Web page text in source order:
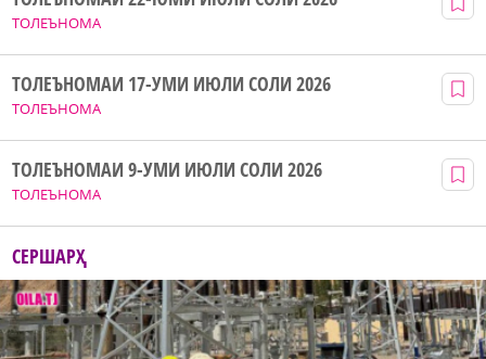
ТОЛЕЪНОМА
ТОЛЕЪНОМА
ТОЛЕЪНОМАИ 17-УМИ ИЮЛИ СОЛИ 2026
ТОЛЕЪНОМА
ТОЛЕЪНОМАИ 9-УМИ ИЮЛИ СОЛИ 2026
СЕРШАРҲ